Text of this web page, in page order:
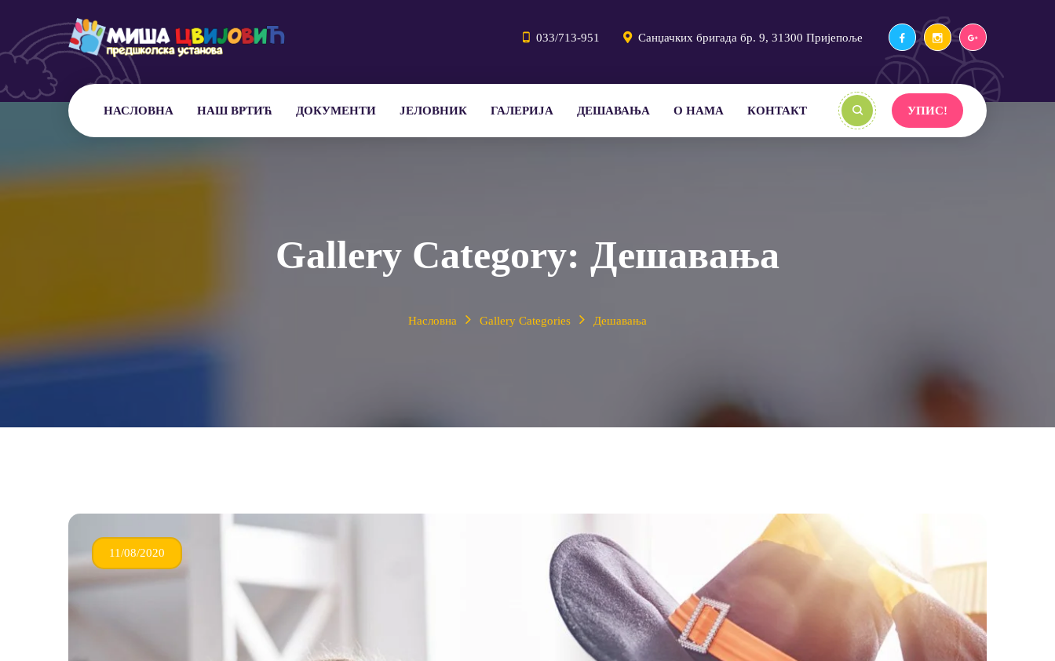
033/713-951 Санџачких бригада бр. 9, 31300 Пријепоље
НАСЛОВНА НАШ ВРТИЋ ДОКУМЕНТИ ЈЕЛОВНИК ГАЛЕРИЈА ДЕШАВАЊА О НАМА КОНТАКТ УПИС!
Gallery Category: Дешавања
Насловна Gallery Categories Дешавања
11/08/2020